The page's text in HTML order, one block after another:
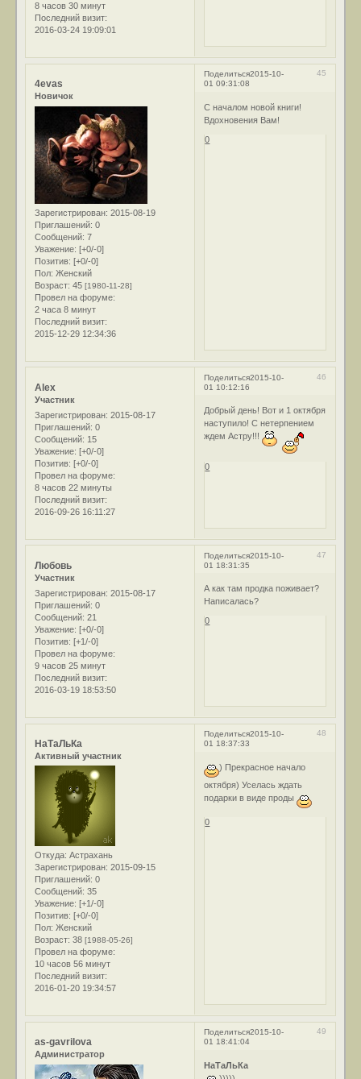
8 часов 30 минут
Последний визит:
2016-03-24 19:09:01
Поделиться 45
2015-10-
01 09:31:08
4evas
Новичок
Зарегистрирован: 2015-08-19
Приглашений: 0
Сообщений: 7
Уважение: [+0/-0]
Позитив: [+0/-0]
Пол: Женский
Возраст: 45[1980-11-28]
Провел на форуме:
2 часа 8 минут
Последний визит:
2015-12-29 12:34:36
C началом новой книги!
Вдохновения Вам!
0
Поделиться 46
2015-10-
01 10:12:16
Alex
Участник
Зарегистрирован: 2015-08-17
Приглашений: 0
Сообщений: 15
Уважение: [+0/-0]
Позитив: [+0/-0]
Провел на форуме:
8 часов 22 минуты
Последний визит:
2016-09-26 16:11:27
Добрый день! Вот и 1 октября
наступило! С нетерпением
ждем Астру!!!
0
Поделиться 47
2015-10-
01 18:31:35
Любовь
Участник
Зарегистрирован: 2015-08-17
Приглашений: 0
Сообщений: 21
Уважение: [+0/-0]
Позитив: [+1/-0]
Провел на форуме:
9 часов 25 минут
Последний визит:
2016-03-19 18:53:50
А как там продка поживает?
Написалась?
0
Поделиться 48
2015-10-
01 18:37:33
НаТаЛьКа
Активный участник
Откуда: Астрахань
Зарегистрирован: 2015-09-15
Приглашений: 0
Сообщений: 35
Уважение: [+1/-0]
Позитив: [+0/-0]
Пол: Женский
Возраст: 38[1988-05-26]
Провел на форуме:
10 часов 56 минут
Последний визит:
2016-01-20 19:34:57
) Прекрасное начало
октября) Уселась ждать
подарки в виде проды
0
Поделиться 49
2015-10-
01 18:41:04
as-gavrilova
Администратор
НаТаЛьКа